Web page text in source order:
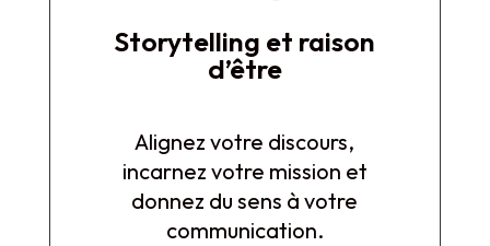
Storytelling et raison
d’être
Alignez votre discours,
incarnez votre mission et
donnez du sens à votre
communication.